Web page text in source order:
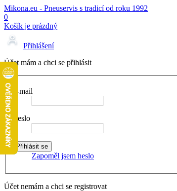
Mikona.eu - Pneuservis s tradicí od roku 1992
0
Košík je prázdný
Přihlášení
Účet mám a chci se přihlásit
E-mail
Heslo
Zapoměl jsem heslo
Účet nemám a chci se registrovat